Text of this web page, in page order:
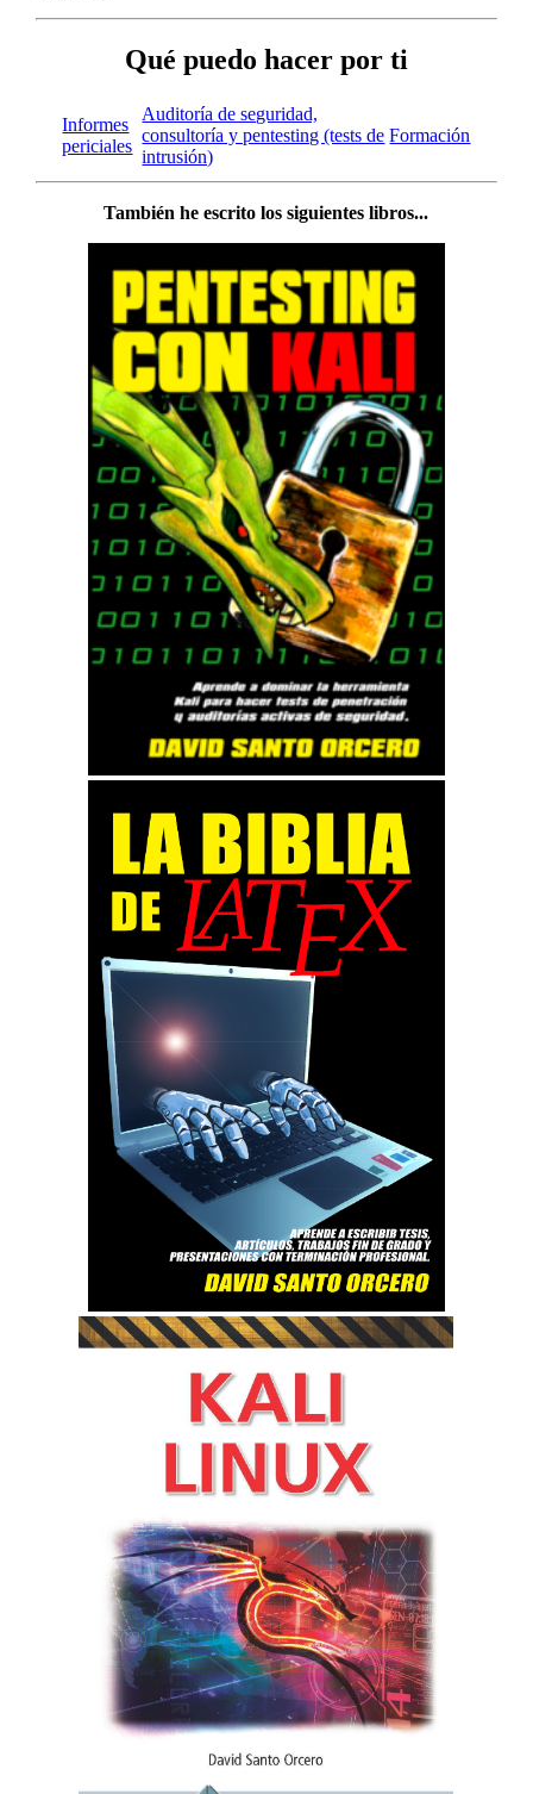
Qué puedo hacer por ti
Informes
periciales
Auditoría de seguridad,
consultoría y pentesting (tests de
intrusión)
Formación
También he escrito los siguientes libros...